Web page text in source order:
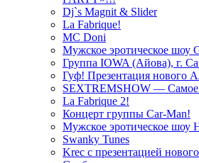
Dj`s Magnit & Slider
La Fabrique!
MC Doni
Мужское эротическое шоу
Группа IOWA (Айова), г.
Гуф! Презентация нового
SEXTREMSHOW — Самое
La Fabrique 2!
Концерт группы Car-Man!
Мужское эротическое шоу
Swanky Tunes
Krec с презентацией